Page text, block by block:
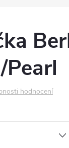
hodnocení